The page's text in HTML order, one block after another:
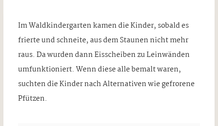
Im Waldkindergarten kamen die Kinder, sobald es
frierte und schneite, aus dem Staunen nicht mehr
raus. Da wurden dann Eisscheiben zu Leinwänden
umfunktioniert. Wenn diese alle bemalt waren,
suchten die Kinder nach Alternativen wie gefrorene
Pfützen.